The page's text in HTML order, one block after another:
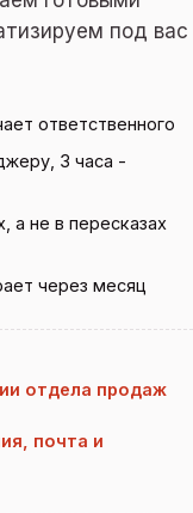
под вас
ответственного
3 часа -
а не в пересказах
через месяц
отдела продаж
почта и